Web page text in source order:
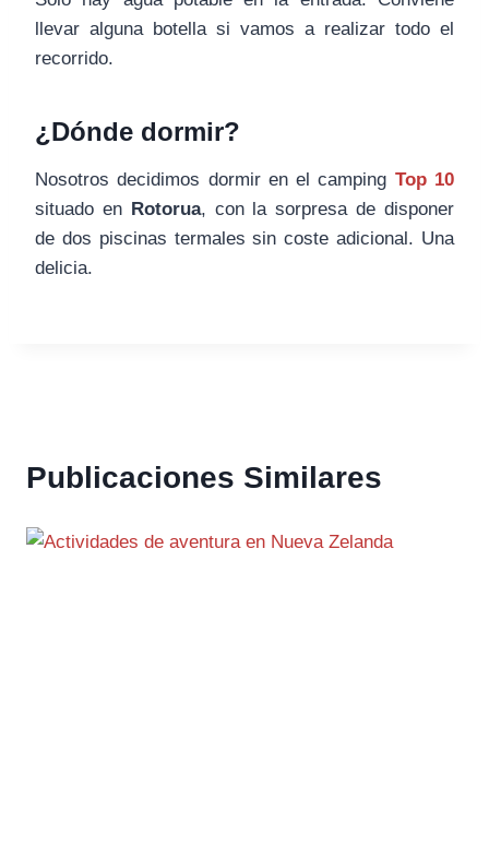
llevar alguna botella si vamos a realizar todo el
recorrido.
¿Dónde dormir?
Nosotros decidimos dormir en el camping Top 10
situado en Rotorua, con la sorpresa de disponer
de dos piscinas termales sin coste adicional. Una
delicia.
Publicaciones Similares